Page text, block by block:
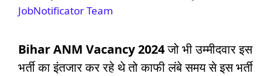
JobNotificator Team
Bihar ANM Vacancy 2024जो भी उम्मीदवार इस
भर्ती का इंतजार कर रहे थे तो काफी लंबे समय से इस भर्ती